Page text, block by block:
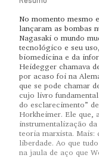
No momento mesmo
lançaram as bombas
Nagasaki o mundo
tecnológico e seu
biomedicina e da
Heidegger chamava
por acaso foi na
que se pode chamar
cujo livro
do esclarecimento”
Horkheimer. Ele que,
instrumentalização
teoria marxista. Mais:
liberdade. Ao que
na jaula de aço que